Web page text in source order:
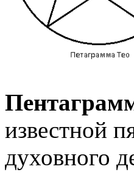
известной
духовного